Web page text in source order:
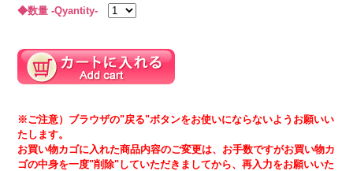
◆数量 -Qyantity-
※ご注意）ブラウザの"戻る"ボタンをお使いにならないようお願いい
たします。
お買い物カゴに入れた商品内容のご変更は、お手数ですがお買い物カ
ゴの中身を一度"削除"していただきましてから、再入力をお願いいた